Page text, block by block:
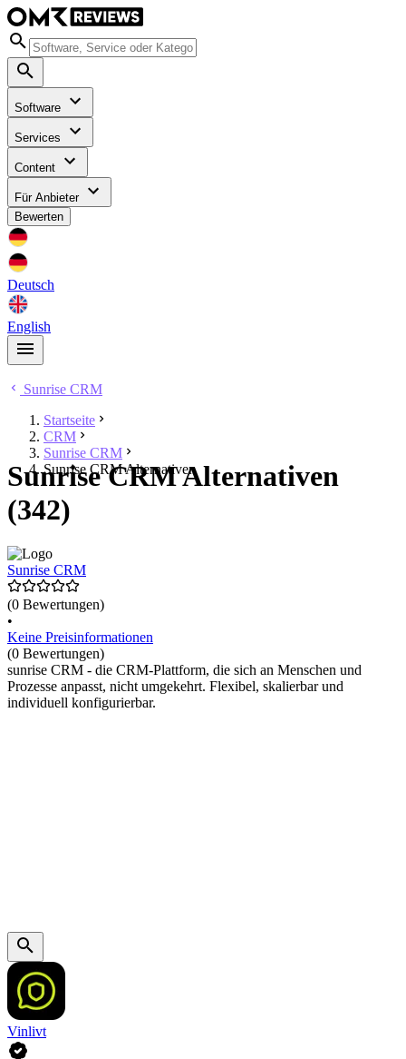
Software
Services
Content
Für Anbieter
Bewerten
Deutsch
English
Sunrise CRM
Startseite
CRM
Sunrise CRM
Sunrise CRM Alternativen
Sunrise CRM Alternativen
(342)
Sunrise CRM
(0 Bewertungen)
•
Keine Preisinformationen
(0 Bewertungen)
sunrise CRM - die CRM-Plattform, die sich an Menschen und
Prozesse anpasst, nicht umgekehrt. Flexibel, skalierbar und
individuell konfigurierbar.
Vinlivt